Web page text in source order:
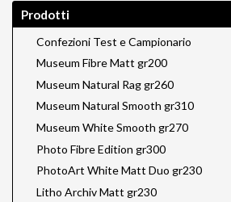
Prodotti
Confezioni Test e Campionario
Museum Fibre Matt gr200
Museum Natural Rag gr260
Museum Natural Smooth gr310
Museum White Smooth gr270
Photo Fibre Edition gr300
PhotoArt White Matt Duo gr230
Litho Archiv Matt gr230